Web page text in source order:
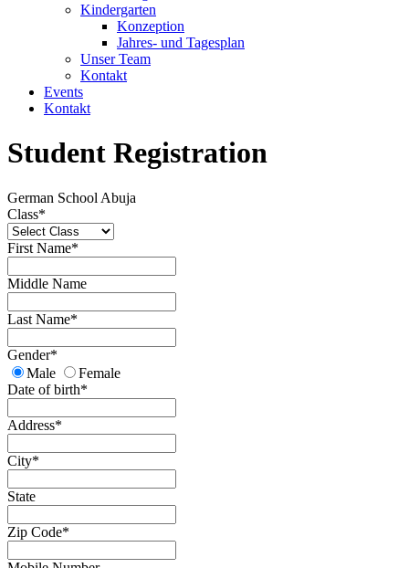
Kindergarten
Konzeption
Jahres- und Tagesplan
Unser Team
Kontakt
Events
Kontakt
Student Registration
German School Abuja
Class*
First Name*
Middle Name
Last Name*
Gender*
Male
Female
Date of birth*
Address*
City*
State
Zip Code*